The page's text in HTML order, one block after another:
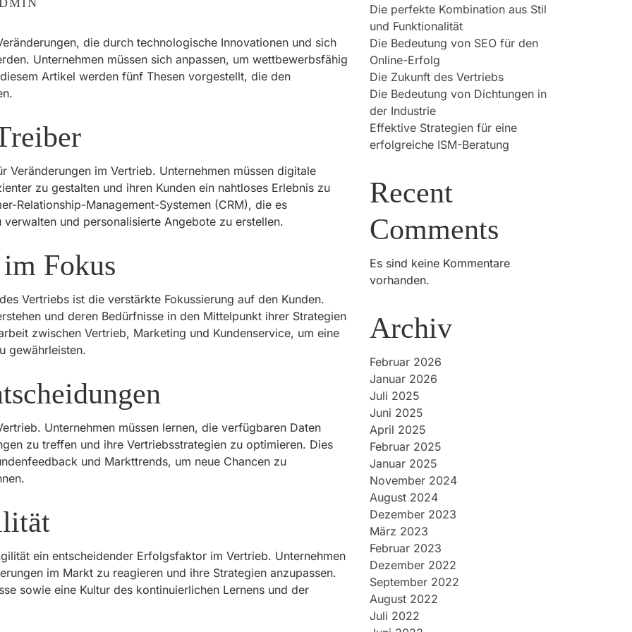
die durch technologische Innovationen und sich
Unternehmen müssen sich anpassen, um wettbewerbsfähig
Artikel werden fünf Thesen vorgestellt, die den
im Vertrieb. Unternehmen müssen digitale
zu gestalten und ihren Kunden ein nahtloses Erlebnis zu
Relationship-Management-Systemen (CRM), die es
und personalisierte Angebote zu erstellen.
Fokus
Vertriebs ist die verstärkte Fokussierung auf den Kunden.
und deren Bedürfnisse in den Mittelpunkt ihrer Strategien
zwischen Vertrieb, Marketing und Kundenservice, um eine
gewährleisten.
Unternehmen müssen lernen, die verfügbaren Daten
zu treffen und ihre Vertriebsstrategien zu optimieren. Dies
und Markttrends, um neue Chancen zu
ein entscheidender Erfolgsfaktor im Vertrieb. Unternehmen
im Markt zu reagieren und ihre Strategien anzupassen.
sowie eine Kultur des kontinuierlichen Lernens und der
Die perfekte Kombination aus Stil
und Funktionalität
Die Bedeutung von SEO für den
Online-Erfolg
Die Zukunft des Vertriebs
Die Bedeutung von Dichtungen in
der Industrie
Effektive Strategien für eine
erfolgreiche ISM-Beratung
Recent
Comments
Es sind keine Kommentare
vorhanden.
Archiv
Februar 2026
Januar 2026
Juli 2025
Juni 2025
April 2025
Februar 2025
Januar 2025
November 2024
August 2024
Dezember 2023
März 2023
Februar 2023
Dezember 2022
September 2022
August 2022
Juli 2022